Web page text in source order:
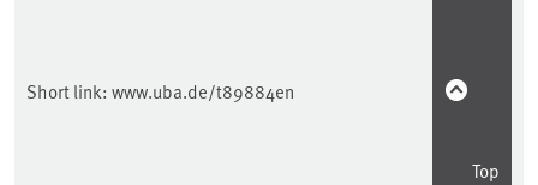
Short link: www.uba.de/t89884en
Top